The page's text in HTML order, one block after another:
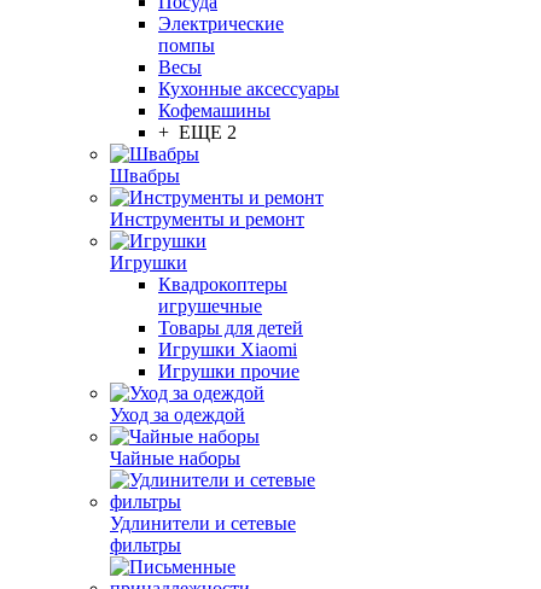
Электрические
помпы
Весы
Кухонные аксессуары
Кофемашины
+ ЕЩЕ 2
Швабры
Инструменты и ремонт
Игрушки
Квадрокоптеры
игрушечные
Товары для детей
Игрушки Xiaomi
Игрушки прочие
Уход за одеждой
Чайные наборы
Удлинители и сетевые
фильтры